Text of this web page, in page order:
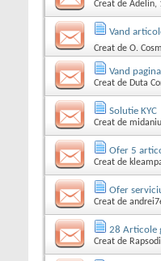
Creat de Adelin,
Vand
Creat de O.
Vand
Creat de Duta
Solutie KYC
Creat de
Ofer 5
Creat de
Ofer
Creat de
28 Articole
Creat de